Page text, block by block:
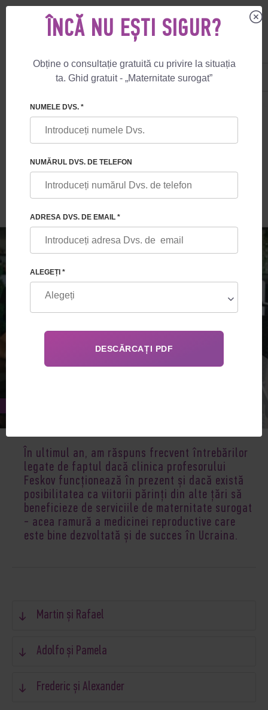
+1 844 892 78 00 UK+44 800 069 86 90
BLOG MUNCA FESKOV HRG ÎN TIMPUL RĂZBOIULUI: RECENZIILE
MUNCA FESKOV HRG ÎN TIMPUL
RĂZBOIULUI: RECENZIILE CLIENȚILOR
NOȘTRI
În ultimul an, am răspuns frecvent întrebărilor
legate de faptul dacă clinica profesorului
Feskov funcționează în prezent și dacă există
posibilitatea ca viitorii părinți din alte țări să
beneficieze de serviciile de maternitate surogat
- acea ramură a medicinei reproductive care
este bine dezvoltată și de succes în Ucraina.
Martin și Rafael
Adolfo și Pamela
Frederic și Alexander
ÎNCĂ NU EȘTI SIGUR?
Obține o consultație gratuită cu privire la situația
ta. Ghid gratuit - „Maternitate surogat”
NUMELE DVS. *
NUMĂRUL DVS. DE TELEFON
ADRESA DVS. DE EMAIL *
ALEGEȚI *